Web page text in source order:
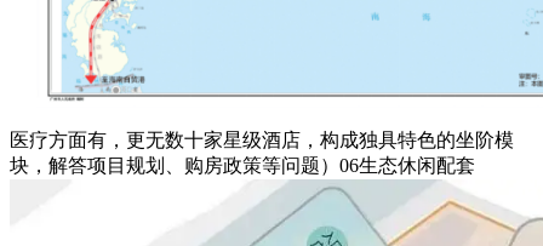
医疗方面有，更无数十家星级酒店，构成独具特色的坐阶模
块，解答项目规划、购房政策等问题）06生态休闲配套